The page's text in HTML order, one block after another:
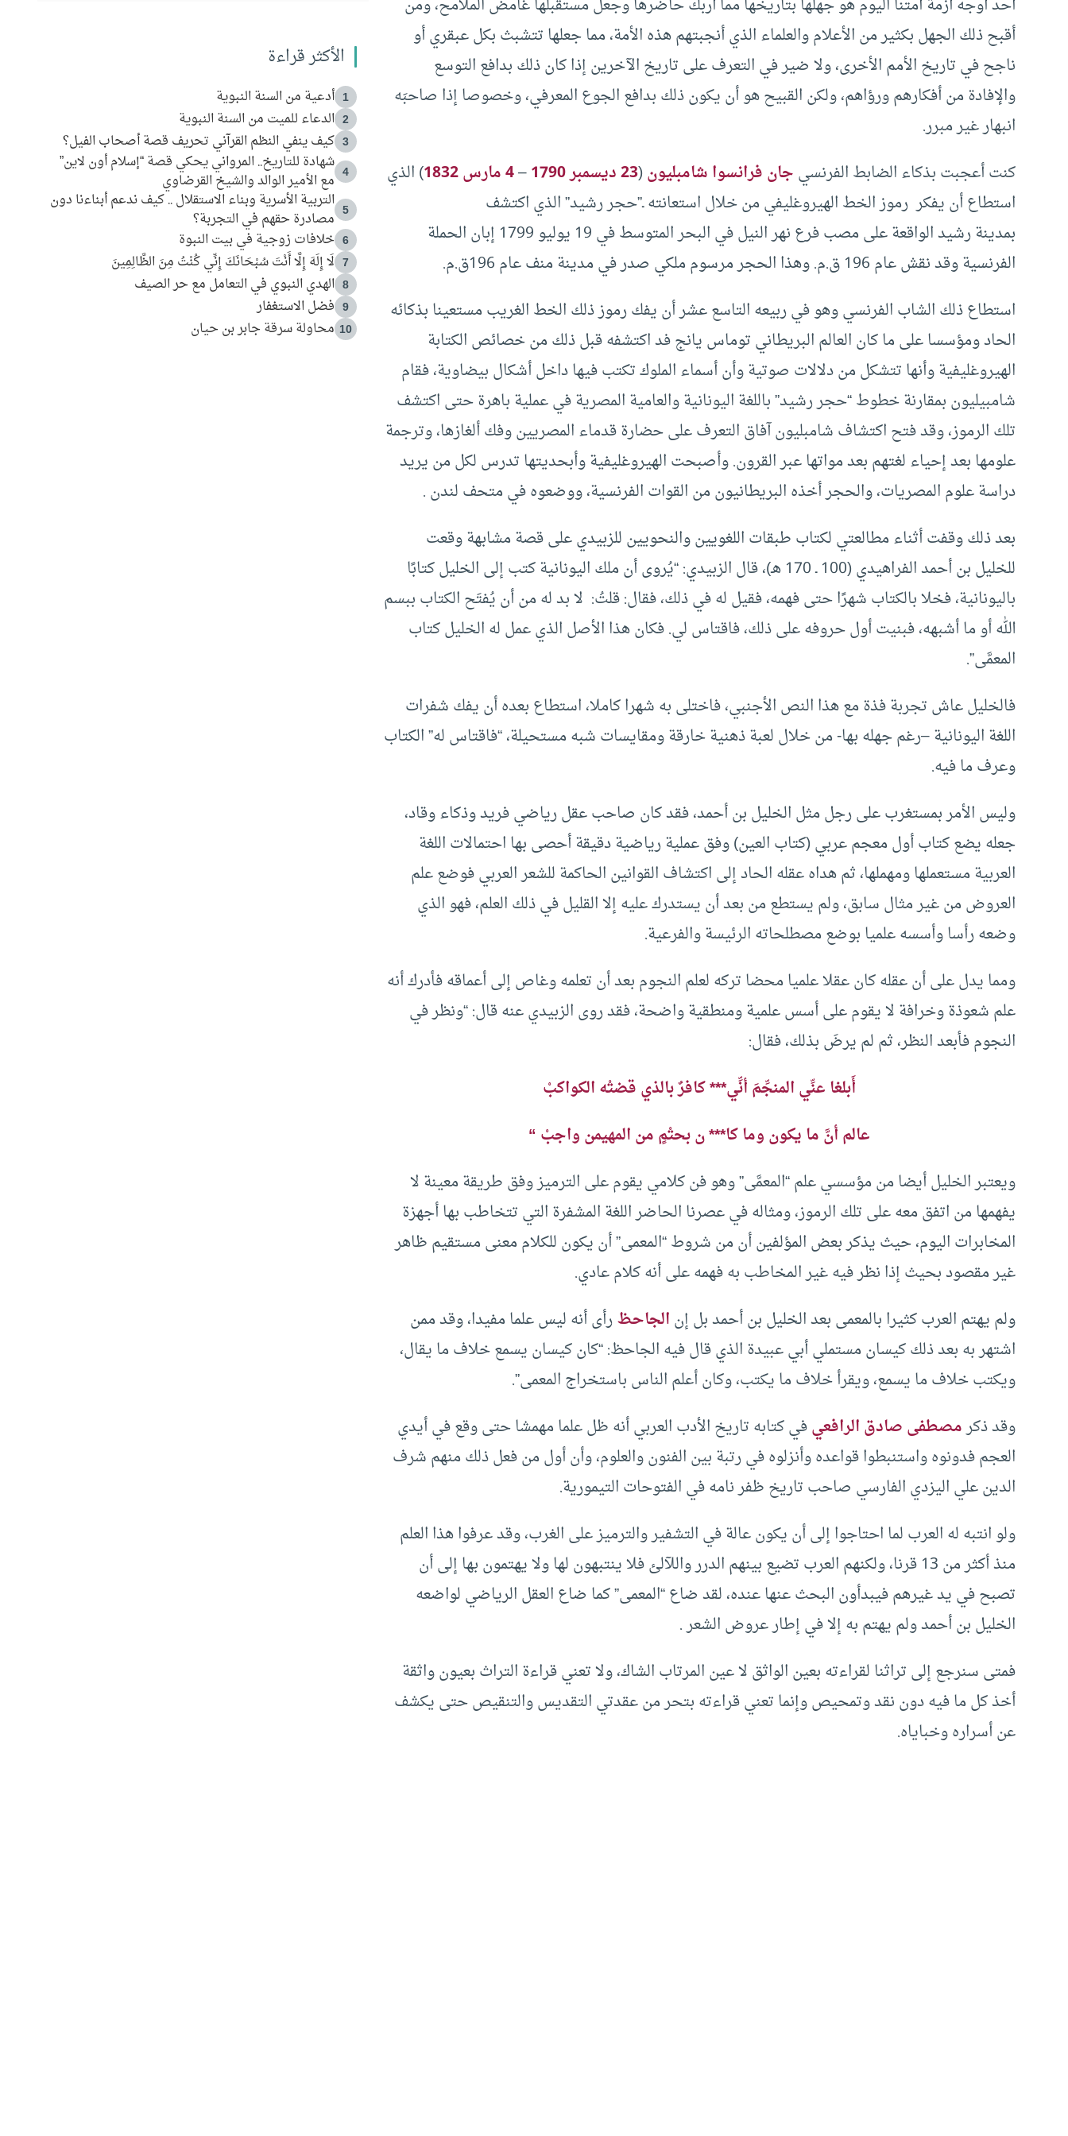
أحد أوجه أزمة أمتنا اليوم هو جهلها بتاريخها مما أربك حاضرها وجعل مستقبلها غامض الملامح، ومن
أقبح ذلك الجهل بكثير من الأعلام والعلماء الذي أنجبتهم هذه الأمة، مما جعلها تتشبث بكل عبقري أو
ناجح في تاريخ الأمم الأخرى، ولا ضير في التعرف على تاريخ الآخرين إذا كان ذلك بدافع التوسع
والإفادة من أفكارهم ورؤاهم، ولكن القبيح هو أن يكون ذلك بدافع الجوع المعرفي، وخصوصا إذا صاحبَه
انبهار غير مبرر.
كنت أعجبت بذكاء الضابط الفرنسيجان فرانسوا شامبليون(23 ديسمبر 1790
–4 مارس 1832) الذي
استطاع أن يفكر رموز الخط الهيروغليفي من خلال استعانته ـ”حجر رشيد” الذي اكتشف
بمدينة رشيد الواقعة على مصب فرع نهر النيل في البحر المتوسط في 19 يوليو 1799 إبان الحملة
الفرنسية وقد نقش عام 196 ق.م. وهذا الحجر مرسوم ملكي صدر في مدينة منف عام 196ق.م.
استطاع ذلك الشاب الفرنسي وهو في ربيعه التاسع عشر أن يفك رموز ذلك الخط الغريب مستعينا بذكائه
الحاد ومؤسسا على ما كان العالم البريطاني توماس يانج فد اكتشفه قبل ذلك من خصائص الكتابة
الهيروغليفية وأنها تتشكل من دلالات صوتية وأن أسماء الملوك تكتب فيها داخل أشكال بيضاوية، فقام
شامبيليون بمقارنة خطوط “حجر رشيد” باللغة اليونانية والعامية المصرية في عملية باهرة حتى اكتشف
تلك الرموز، وقد فتح اكتشاف شامبليون آفاق التعرف على حضارة قدماء المصريين وفك ألغازها، وترجمة
علومها بعد إحياء لغتهم بعد مواتها عبر القرون. وأصبحت الهيروغليفية وأبحديتها تدرس لكل من يريد
دراسة علوم المصريات، والحجر أخذه البريطانيون من القوات الفرنسية، ووضعوه في متحف لندن .
بعد ذلك وقفت أثناء مطالعتي لكتاب طبقات اللغويين والنحويين للزبيدي على قصة مشابهة وقعت
للخليل بن أحمد الفراهيدي (100 ـ 170 هـ)، قال الزبيدي: “يُروى أن ملك اليونانية كتب إلى الخليل كتابًا
باليونانية، فخلا بالكتاب شهرًا حتى فهمه، فقيل له في ذلك، فقال: قلتُ: لا بد له من أن يُفتَح الكتاب ببسم
الله أو ما أشبهه، فبنيت أول حروفه على ذلك، فاقتاس لي. فكان هذا الأصل الذي عمل له الخليل كتاب
المعمَّى”.
فالخليل عاش تجربة فذة مع هذا النص الأجنبي، فاختلى به شهرا كاملا، استطاع بعده أن يفك شفرات
اللغة اليونانية –رغم جهله بها- من خلال لعبة ذهنية خارقة ومقايسات شبه مستحيلة، “فاقتاس له” الكتاب
وعرف ما فيه.
وليس الأمر بمستغرب على رجل مثل الخليل بن أحمد، فقد كان صاحب عقل رياضي فريد وذكاء وقاد،
جعله يضع كتاب أول معجم عربي (كتاب العين) وفق عملية رياضية دقيقة أحصى بها احتمالات اللغة
العربية مستعملها ومهملها، ثم هداه عقله الحاد إلى اكتشاف القوانين الحاكمة للشعر العربي فوضع علم
العروض من غير مثال سابق، ولم يستطع من بعد أن يستدرك عليه إلا القليل في ذلك العلم، فهو الذي
وضعه رأسا وأسسه علميا بوضع مصطلحاته الرئيسة والفرعية.
ومما يدل على أن عقله كان عقلا علميا محضا تركه لعلم النجوم بعد أن تعلمه وغاص إلى أعماقه فأدرك أنه
علم شعوذة وخرافة لا يقوم على أسس علمية ومنطقية واضحة، فقد روى الزبيدي عنه قال: “ونظر في
النجوم فأبعد النظر، ثم لم يرضَ بذلك، فقال:
أَبلغا عنِّي المنجِّمَ أنِّي*** كافرٌ بالذي قضتْه الكواكبْ
عالم أنَّ ما يكون وما كا*** ن بحتْمٍ من المهيمن واجبْ “
ويعتبر الخليل أيضا من مؤسسي علم “المعمَّى” وهو فن كلامي يقوم على الترميز وفق طريقة معينة لا
يفهمها من اتفق معه على تلك الرموز، ومثاله في عصرنا الحاضر اللغة المشفرة التي تتخاطب بها أجهزة
المخابرات اليوم، حيث يذكر بعض المؤلفين أن من شروط “المعمى” أن يكون للكلام معنى مستقيم ظاهر
غير مقصود بحيث إذا نظر فيه غير المخاطب به فهمه على أنه كلام عادي.
ولم يهتم العرب كثيرا بالمعمى بعد الخليل بن أحمد بل إنالجاحظرأى أنه ليس علما مفيدا، وقد ممن
اشتهر به بعد ذلك كيسان مستملي أبي عبيدة الذي قال فيه الجاحظ: “كان كيسان يسمع خلاف ما يقال،
ويكتب خلاف ما يسمع، ويقرأ خلاف ما يكتب، وكان أعلم الناس باستخراج المعمى”.
وقد ذكرمصطفى صادق الرافعيفي كتابه تاريخ الأدب العربي أنه ظل علما مهمشا حتى وقع في أيدي
العجم فدونوه واستنبطوا قواعده وأنزلوه في رتبة بين الفنون والعلوم، وأن أول من فعل ذلك منهم شرف
الدين علي اليزدي الفارسي صاحب تاريخ ظفر نامه في الفتوحات التيمورية.
ولو انتبه له العرب لما احتاجوا إلى أن يكون عالة في التشفير والترميز على الغرب، وقد عرفوا هذا العلم
منذ أكثر من 13 قرنا، ولكنهم العرب تضيع بينهم الدرر واللآلئ فلا ينتبهون لها ولا يهتمون بها إلى أن
تصبح في يد غيرهم فيبدأون البحث عنها عنده، لقد ضاع “المعمى” كما ضاع العقل الرياضي لواضعه
الخليل بن أحمد ولم يهتم به إلا في إطار عروض الشعر .
فمتى سنرجع إلى تراثنا لقراءته بعين الواثق لا عين المرتاب الشاك، ولا تعني قراءة التراث بعيون واثقة
أخذ كل ما فيه دون نقد وتمحيص وإنما تعني قراءته بتحر من عقدتي التقديس والتنقيص حتى يكشف
عن أسراره وخباياه.
الأكثر قراءة
1 أدعية من السنة النبوية
2 الدعاء للميت من السنة النبوية
3 كيف ينفي النظم القرآني تحريف قصة أصحاب الفيل؟
4
شهادة للتاريخ.. المرواني يحكي قصة “إسلام أون لاين”
مع الأمير الوالد والشيخ القرضاوي
5
التربية الأسرية وبناء الاستقلال .. كيف ندعم أبناءنا دون
مصادرة حقهم في التجربة؟
6 خلافات زوجية في بيت النبوة
7 لَا إِلَهَ إِلَّا أَنْتَ سُبْحَانَكَ إِنِّي كُنْتُ مِنَ الظَّالِمِينَ
8 الهدي النبوي في التعامل مع حر الصيف
9 فضل الاستغفار
10 محاولة سرقة جابر بن حيان